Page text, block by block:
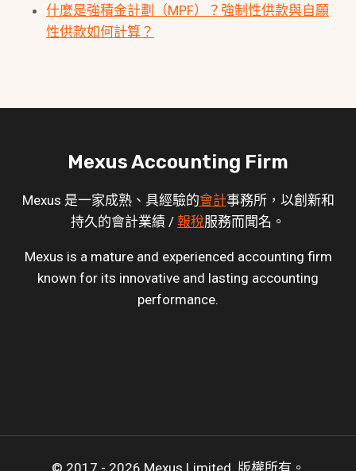
什麼是強積金計劃（MPF）？強制性供款與自願
性供款如何計算？
Mexus Accounting Firm
Mexus 是一家成熟、具經驗的會計事務所，以創新和
持久的會計業績 / 報稅服務而聞名。
Mexus is a mature and experienced accounting firm
known for its innovative and lasting accounting
performance.
© 2017 - 2026 Mexus Limited. 版權所有。